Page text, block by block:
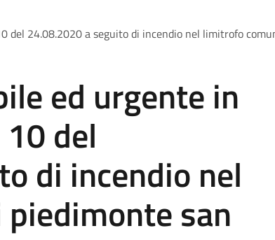
24.08.2020 a seguito di incendio nel limitrofo
ed urgente in
del
di incendio nel
san